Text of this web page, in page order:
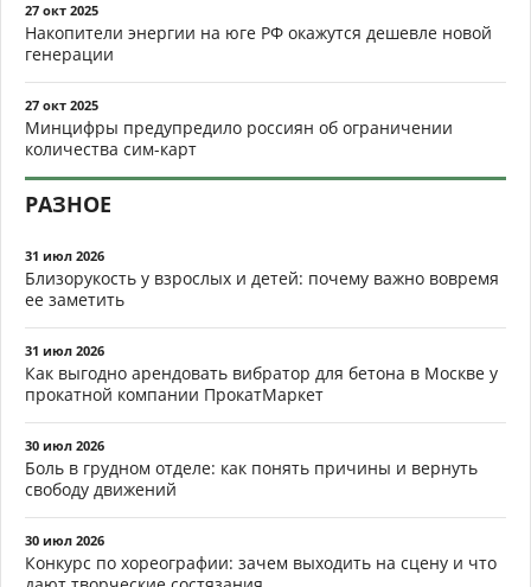
27 окт 2025
Накопители энергии на юге РФ окажутся дешевле новой
генерации
27 окт 2025
Минцифры предупредило россиян об ограничении
количества сим-карт
РАЗНОЕ
31 июл 2026
Близорукость у взрослых и детей: почему важно вовремя
ее заметить
31 июл 2026
Как выгодно арендовать вибратор для бетона в Москве у
прокатной компании ПрокатМаркет
30 июл 2026
Боль в грудном отделе: как понять причины и вернуть
свободу движений
30 июл 2026
Конкурс по хореографии: зачем выходить на сцену и что